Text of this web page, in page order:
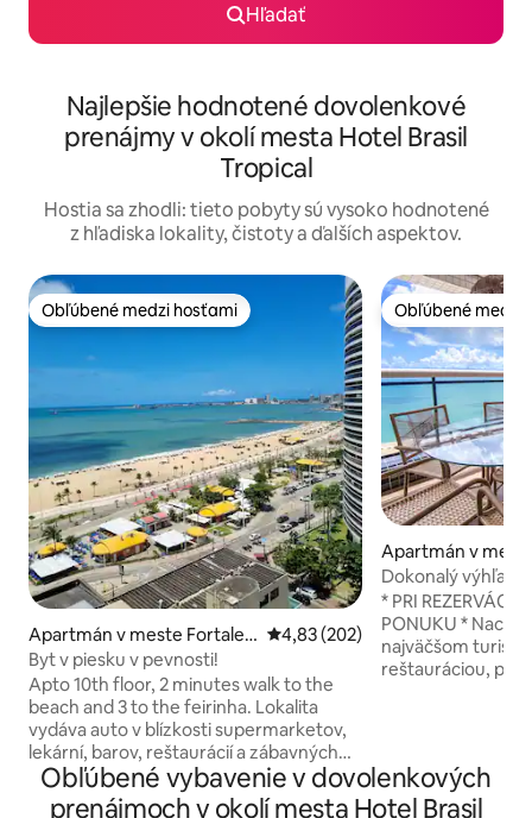
Hľadať
Najlepšie hodnotené dovolenkové
prenájmy v okolí mesta Hotel Brasil
Tropical
Hostia sa zhodli: tieto pobyty sú vysoko hodnotené
z hľadiska lokality, čistoty a ďalších aspektov.
Obľúbené medzi hosťami
Obľúbené medzi hosťami
Apartmán v meste Fortalez
a
Priemerné ohodnotenie 4,83 z
4,83 (202)
Byt v piesku v pevnosti!
Apto 10th floor, 2 minutes walk to the
beach and 3 to the feirinha. Lokalita
vydáva auto v blízkosti supermarketov,
lekární, barov, reštaurácií a zábavných
predstavení. Úžasný výhľad na more. V
najlepšej lokalite Meireles. Kompletná
Obľúbené medzi
Obľúbené medzi
Apartmán v
Dokonalý výhľad
poschodie
* PRI
PONUKU * Nachádza sa na nábreží,
najväčšom
reštauráciou,
metrov
celkový výhľad
Obľúbené vybavenie v dovolenkových
prenájmoch v okolí mesta Hotel Brasil